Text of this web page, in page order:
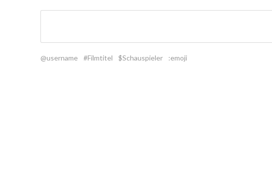
@username #Filmtitel $Schauspieler :emoji